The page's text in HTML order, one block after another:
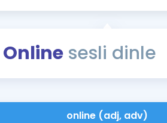
Online sesli dinle
online (adj, adv)